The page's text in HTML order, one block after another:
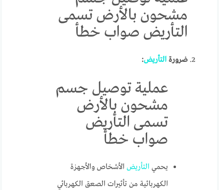
مشحون بالأرض تسمى
التأريض صواب خطأ
ضرورةالتأريض:
عملية توصيل جسم
مشحون بالأرض
تسمى التأريض
صواب خطأ
يحمي التأريض الأشخاص والأجهزة
الكهربائية من تأثيرات الصعق الكهربائي